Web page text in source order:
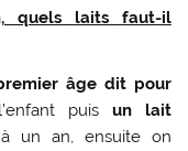
quels laits faut-il
âge dit pour
puis un lait
un an, ensuite on